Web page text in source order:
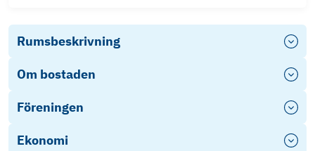
Rumsbeskrivning
Om bostaden
Föreningen
Ekonomi